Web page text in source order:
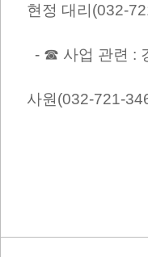
현정 대리(032-
- ☎ 사업 관련 :
사원(032-721-